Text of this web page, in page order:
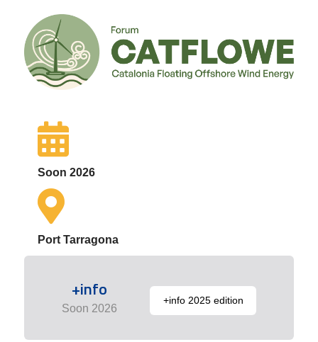
Soon 2026
Port Tarragona
+info
Soon 2026
+info 2025 edition